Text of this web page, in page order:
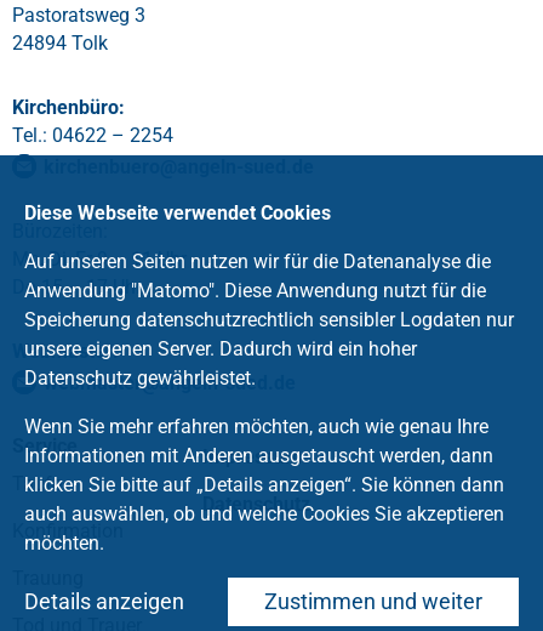
Pastoratsweg 3
24894 Tolk
Kirchenbüro:
Tel.: 04622 – 2254
Mo, Di, Fr 9 – 11 Uhr
Do 15 – 17 Uhr
Webmaster:
webmaster@angeln-sued
Service
Taufe
Konfirmation
Impressum
Datenschutz
Diese Webseite verwendet Cookies
Auf unseren Seiten nutzen wir für die Datenanalyse die
Anwendung "Matomo". Diese Anwendung nutzt für die
Speicherung datenschutzrechtlich sensibler Logdaten nur
unsere eigenen Server. Dadurch wird ein hoher
Datenschutz gewährleistet.
Wenn Sie mehr erfahren möchten, auch wie genau Ihre
Informationen mit Anderen ausgetauscht werden, dann
klicken Sie bitte auf „Details anzeigen“. Sie können dann
auch auswählen, ob und welche Cookies Sie akzeptieren
möchten.
Zustimmen und weiter
Details anzeigen